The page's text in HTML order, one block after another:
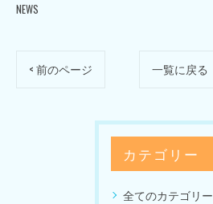
NEWS
< 前のページ 一覧に戻る
カテゴリー
全てのカテゴリー